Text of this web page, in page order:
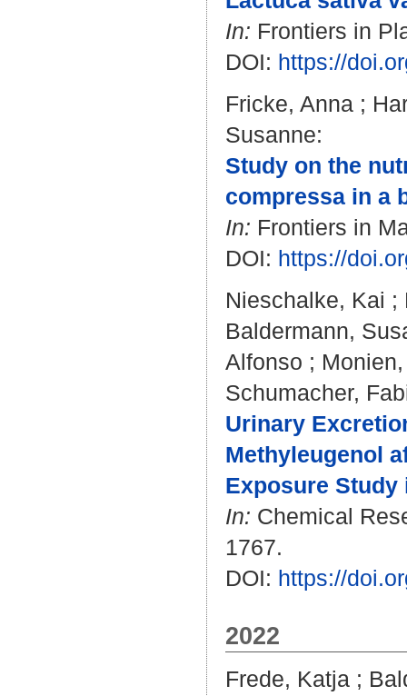
In: Frontiers in
DOI: https://
Fricke, Anna ;
Susanne:
Study on the
compressa in a
In: Frontiers in
DOI: https://
Nieschalke, Kai ;
Baldermann,
Alfonso ;
Schumacher,
Urinary
Methyleugenol
Exposure Study
In: Chemical
1767.
DOI: https://
2022
Frede, Katja ;